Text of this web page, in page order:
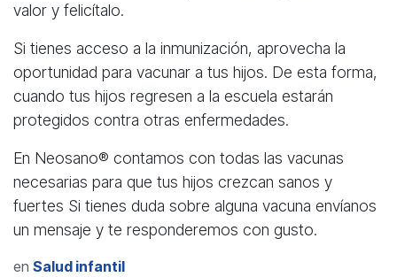
valor y felicítalo.
Si tienes acceso a la inmunización, aprovecha la
oportunidad para vacunar a tus hijos. De esta forma,
cuando tus hijos regresen a la escuela estarán
protegidos contra otras enfermedades.
En Neosano® contamos con todas las vacunas
necesarias para que tus hijos crezcan sanos y
fuertes Si tienes duda sobre alguna vacuna envíanos
un mensaje y te responderemos con gusto.
en Salud infantil